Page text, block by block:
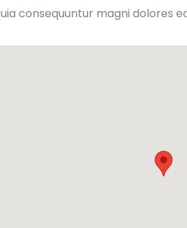
consequuntur magni dolores